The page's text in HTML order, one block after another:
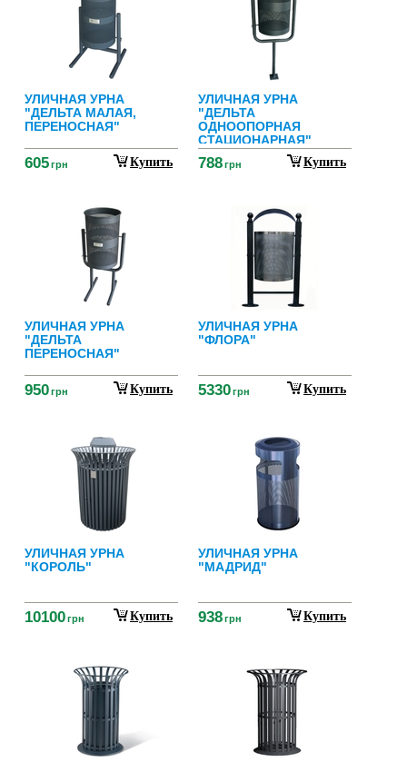
УЛИЧНАЯ УРНА
"ДЕЛЬТА МАЛАЯ,
ПЕРЕНОСНАЯ"
605грн Купить
УЛИЧНАЯ УРНА
"ДЕЛЬТА
ОДНООПОРНАЯ
СТАЦИОНАРНАЯ"
788грн Купить
УЛИЧНАЯ УРНА
"ДЕЛЬТА
ПЕРЕНОСНАЯ"
950грн Купить
УЛИЧНАЯ УРНА
"ФЛОРА"
5330грн Купить
УЛИЧНАЯ УРНА
"КОРОЛЬ"
10100грн Купить
УЛИЧНАЯ УРНА
"МАДРИД"
938грн Купить